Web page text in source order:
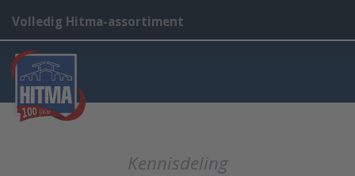
Volledig Hitma-assortiment
Kennisdeling